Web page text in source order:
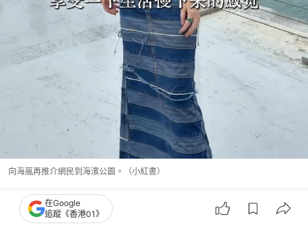
向海嵐再推介網民到海濱公園。（小紅書）
在Google
追蹤《香港01》